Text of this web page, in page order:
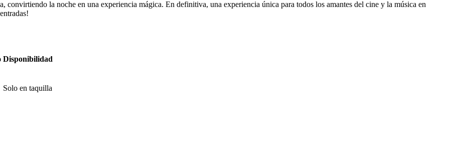
convirtiendo la noche en una experiencia mágica. En definitiva, una experiencia única para todos los amantes del cine y la música en
Disponibilidad
Solo en taquilla